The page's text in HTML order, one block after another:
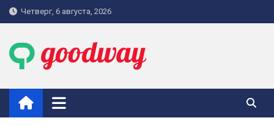
Skip
to
Четверг, 6 августа, 2026
goodway.com.ua